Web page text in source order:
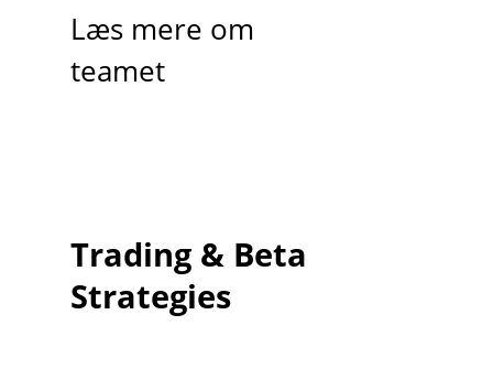
Læs mere om
teamet
Trading & Beta
Strategies